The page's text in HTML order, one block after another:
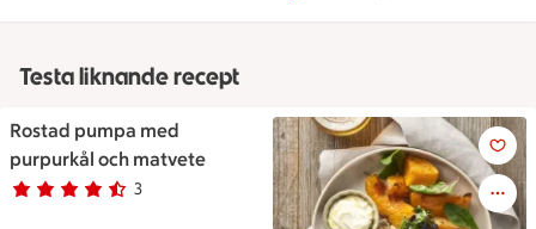
Testa liknande recept
Rostad pumpa med
purpurkål och matvete
Betyg 4.3 av 5. 3
3 personer har röstat
Rostad pumpa med